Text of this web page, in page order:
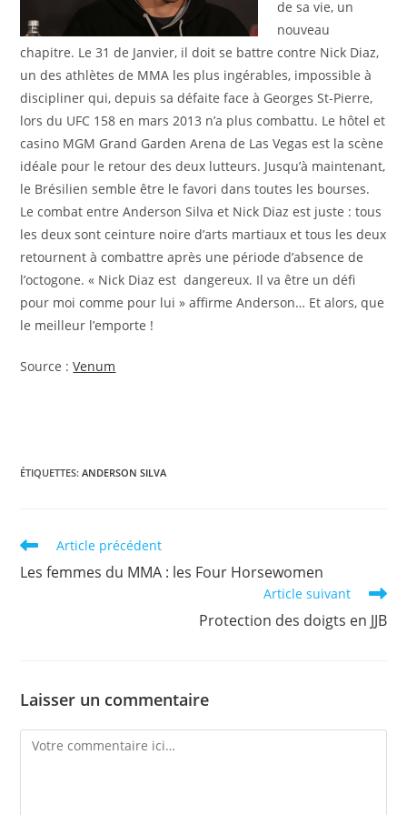
de sa vie, un
nouveau
chapitre. Le 31 de Janvier, il doit se battre contre Nick Diaz,
un des athlètes de MMA les plus ingérables, impossible à
discipliner qui, depuis sa défaite face à Georges St-Pierre,
lors du UFC 158 en mars 2013 n’a plus combattu. Le hôtel et
casino MGM Grand Garden Arena de Las Vegas est la scène
idéale pour le retour des deux lutteurs. Jusqu’à maintenant,
le Brésilien semble être le favori dans toutes les bourses.
Le combat entre Anderson Silva et Nick Diaz est juste : tous
les deux sont ceinture noire d’arts martiaux et tous les deux
retournent à combattre après une période d’absence de
l’octogone. « Nick Diaz est dangereux. Il va être un défi
pour moi comme pour lui » affirme Anderson… Et alors, que
le meilleur l’emporte !
Source :Venum
ÉTIQUETTES:ANDERSON SILVA
Read
more
articles
Article précédent
Les femmes du MMA : les Four Horsewomen
Article suivant
Protection des doigts en JJB
Laisser un commentaire
Comment